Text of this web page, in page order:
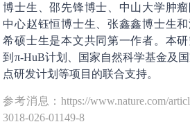
博士生、邵先锋博士、中山大学肿
中心赵钰恒博士生、张鑫鑫博士生
希硕士生是本文共同第一作者。本
到π-HuB计划、国家自然科学基金及
点研发计划等项目的联合支持。
参考消息：https://www.nature.com/
3018-026-01149-8